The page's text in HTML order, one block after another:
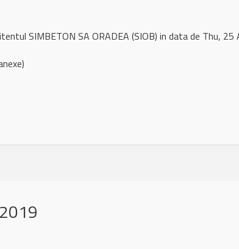
SIMBETON SA ORADEA (SIOB) in data de Thu,